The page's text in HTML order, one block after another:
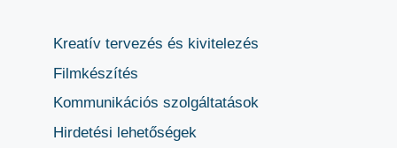
Kreatív tervezés és kivitelezés
Filmkészítés
Kommunikációs szolgáltatások
Hirdetési lehetőségek